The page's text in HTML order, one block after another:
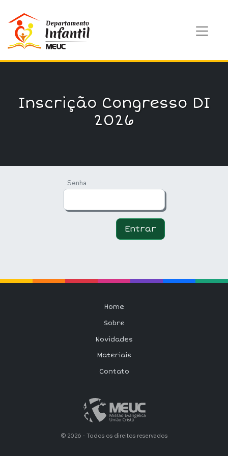
Inscrição Congresso DI
2026
Senha
Entrar
Home
Sobre
Novidades
Materiais
Contato
© 2026 - Todos os direitos reservados